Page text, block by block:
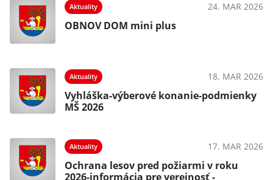
Aktuality 24. MAR 2026
OBNOV DOM mini plus
Aktuality 18. MAR 2026
Vyhláška-výberové konanie-podmienky
MŠ 2026
Aktuality 17. MAR 2026
Ochrana lesov pred požiarmi v roku
2026-informácia pre verejnosť -